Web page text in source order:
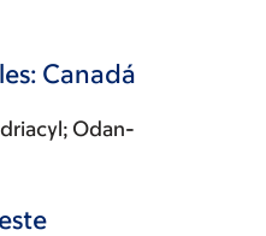
Canadá
Odan-